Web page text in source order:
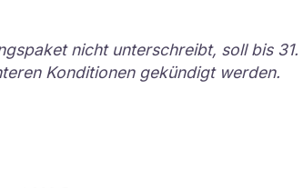
nicht unterschreibt, soll bis 31.
Konditionen gekündigt werden.